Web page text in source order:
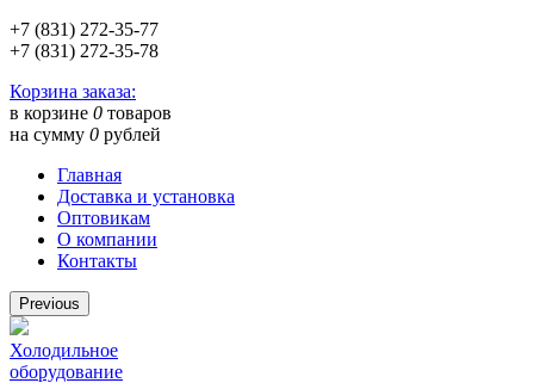
+7 (831) 272-35-77
+7 (831) 272-35-78
Корзина заказа:
в корзине 0 товаров
на сумму 0 рублей
Главная
Доставка и установка
Оптовикам
О компании
Контакты
Previous
Холодильное
оборудование